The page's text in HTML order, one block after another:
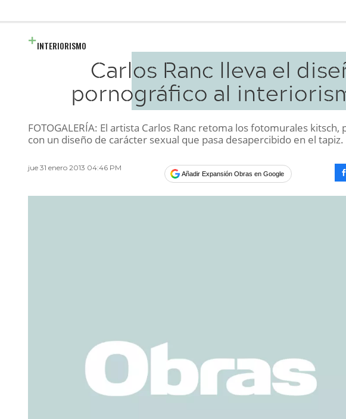
INTERIORISMO
Carlos Ranc lleva el
pornográfico al
FOTOGALERÍA: El artista Carlos Ranc retoma los fotomurales kitsch,
con un diseño de carácter sexual que pasa desapercibido en el tapiz.
jue 31 enero 2013 04:46 PM
Añadir Expansión Obras en Google